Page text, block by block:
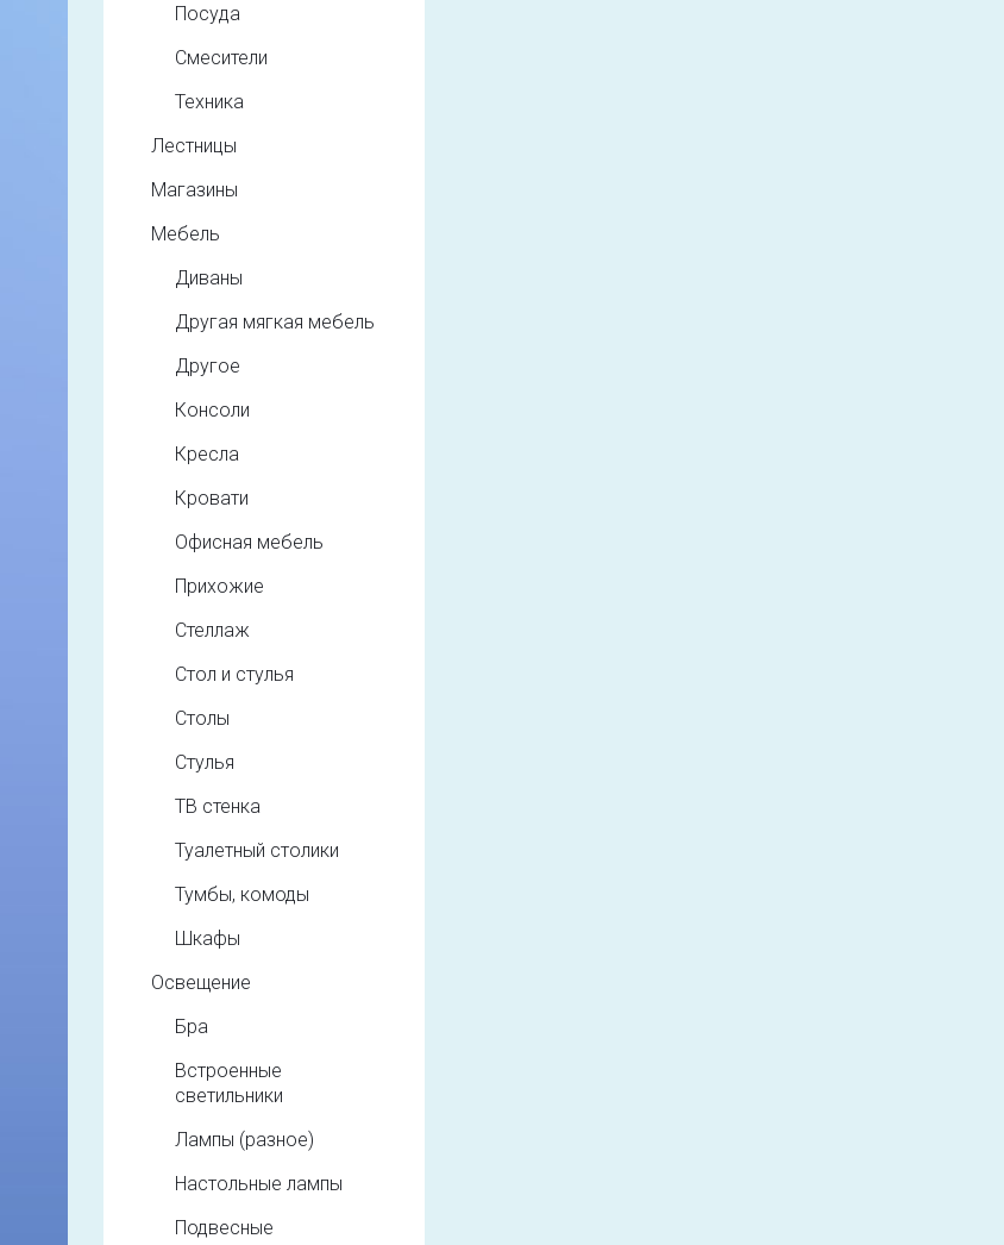
Посуда
Смесители
Техника
Лестницы
Магазины
Мебель
Диваны
Другая мягкая мебель
Другое
Консоли
Кресла
Кровати
Офисная мебель
Прихожие
Стеллаж
Стол и стулья
Столы
Стулья
ТВ стенка
Туалетный столики
Тумбы, комоды
Шкафы
Освещение
Бра
Встроенные
светильники
Лампы (разное)
Настольные лампы
Подвесные